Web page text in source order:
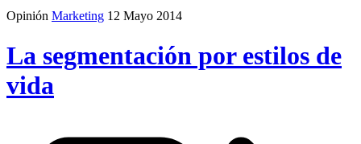
Opinión Marketing 12 Mayo 2014
La segmentación por estilos de
vida